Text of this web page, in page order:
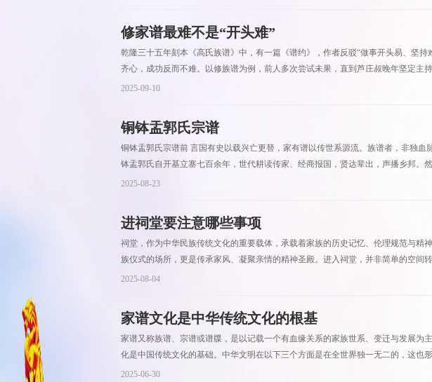
修家谱最难不是“开头难”
乾隆三十五年刻本《高氏族谱》中，有一篇《谱约》，作者反驳“做事开头易、坚持
齐心，成功反而不难。以修族谱为例，前人多次尝试未果，直到芦庄叔晚年坚定主持
2025-09-10
铜钵盂郭氏宗谱
铜钵盂郭氏宗谱前 言国有史以载兴亡更替，家有谱以传世系源流。族谱者，非独血
钵盂郭氏自开基立寨七百余年，世代耕读传家、经商报国，贤达辈出，声播乡邦。然
2025-08-23
进祠堂要注意哪些事项
祠堂，作为中华民族传统文化的重要载体，承载着家族的历史记忆、伦理规范与精
族仪式的场所，更是传承家风、凝聚亲情的精神圣殿。进入祠堂，并非简单的空间转
2025-08-04
家谱文化是中华传统文化的根基
家谱又称族谱、宗谱或谱牒，是以记载一个有血缘关系的家族世系、变迁与发展为
化是中国传统文化的基础。中华文明在以下三个方面是在全世界独一无二的，这也形
2025-06-30